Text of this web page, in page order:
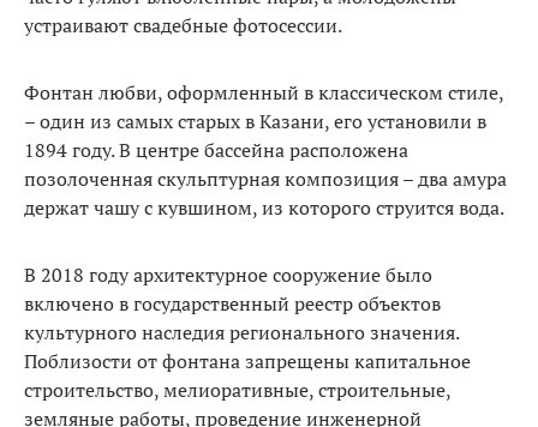
устраивают свадебные фотосессии.
Фонтан любви, оформленный в классическом стиле,
– один из самых старых в Казани, его установили в
1894 году. В центре бассейна расположена
позолоченная скульптурная композиция – два амура
держат чашу с кувшином, из которого струится вода.
В 2018 году архитектурное сооружение было
включено в государственный реестр объектов
культурного наследия регионального значения.
Поблизости от фонтана запрещены капитальное
строительство, мелиоративные, строительные,
земляные работы, проведение инженерной